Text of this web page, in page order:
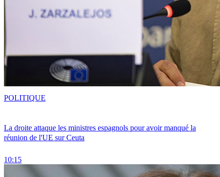
La droite attaque les ministres espagnols pour avoir manqué la
réunion de l'UE sur Ceuta
10:15
POLITIQUE